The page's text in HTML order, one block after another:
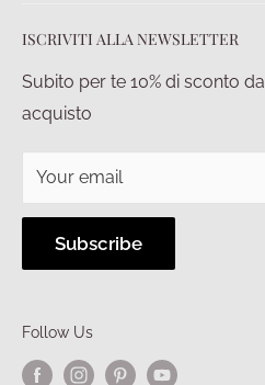
ISCRIVITI ALLA NEWSLETTER
Subito per te 10% di sconto
acquisto
Your email
Subscribe
Pagamenti
Diritto di recesso
Privacy policy
Condizioni di vendita
Follow Us